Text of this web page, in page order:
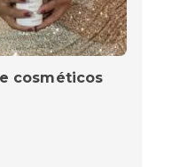
cosméticos